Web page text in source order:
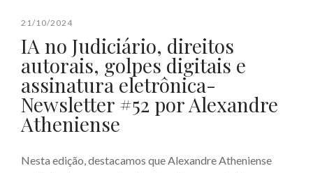
21/10/2024
IA no Judiciário, direitos
autorais, golpes digitais e
assinatura eletrônica-
Newsletter #52 por Alexandre
Atheniense
Nesta edição, destacamos que Alexandre Atheniense